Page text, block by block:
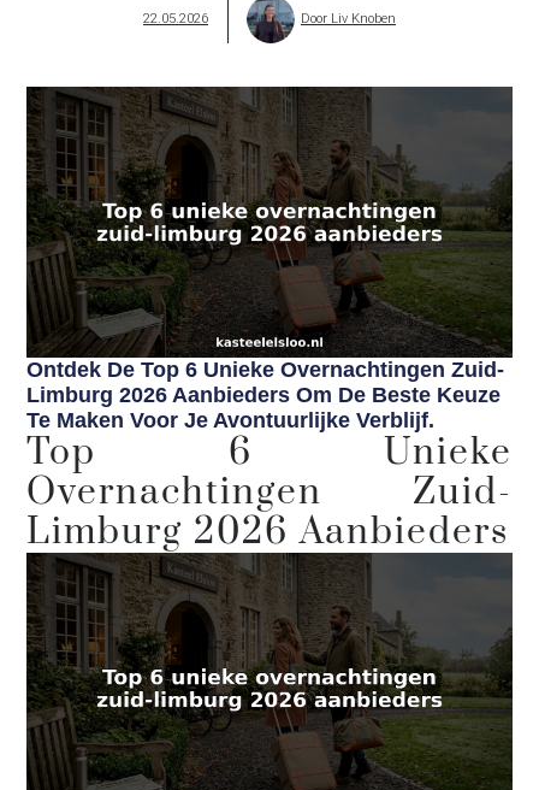
22.05.2026 Door Liv Knoben
Ontdek De Top 6 Unieke Overnachtingen Zuid-
Limburg 2026 Aanbieders Om De Beste Keuze
Te Maken Voor Je Avontuurlijke Verblijf.
Top 6 Unieke
Overnachtingen Zuid-
Limburg 2026 Aanbieders